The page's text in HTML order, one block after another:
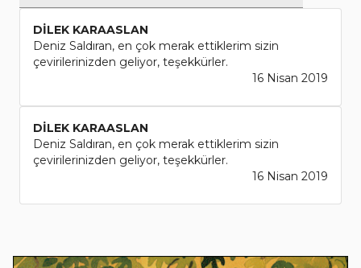
DİLEK KARAASLAN
Deniz Saldıran, en çok merak ettiklerim sizin
çevirilerinizden geliyor, teşekkürler.
16 Nisan 2019
DİLEK KARAASLAN
Deniz Saldıran, en çok merak ettiklerim sizin
çevirilerinizden geliyor, teşekkürler.
16 Nisan 2019